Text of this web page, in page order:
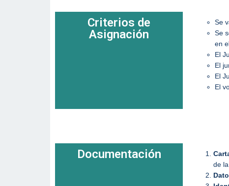
Criterios de
Asignación
Se
Se
en
El
El
El
El
Documentación
de